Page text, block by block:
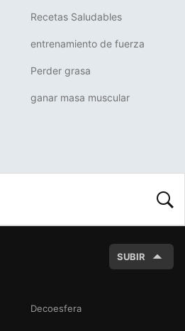
Recetas Saludables
entrenamiento de fuerza
Perder grasa
ganar masa muscular
SUBIR
Decoesfera